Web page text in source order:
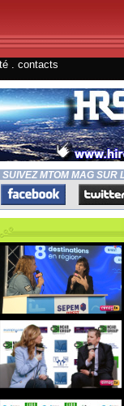
contacts
SUIVEZ MTOM MAG SUR